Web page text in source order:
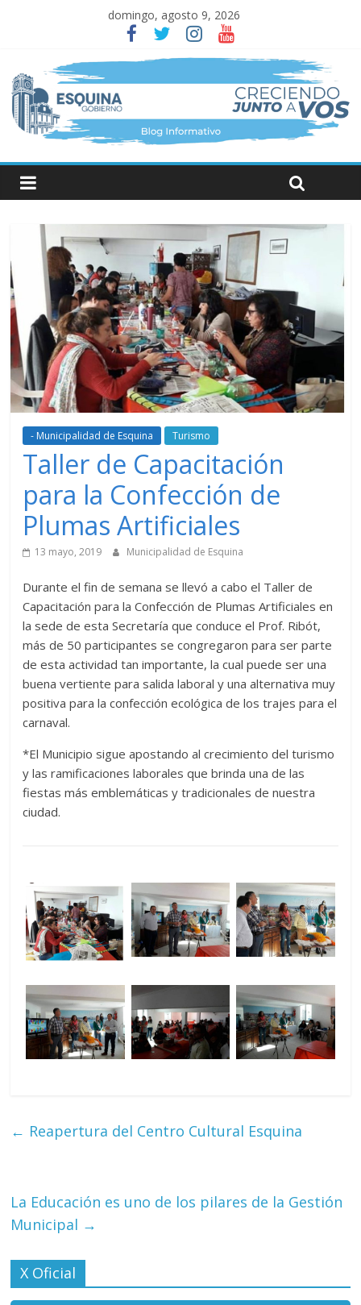
domingo, agosto 9, 2026
- Municipalidad de Esquina Turismo
Taller de Capacitación
para la Confección de
Plumas Artificiales
13 mayo, 2019 Municipalidad de Esquina
Durante el fin de semana se llevó a cabo el Taller de
Capacitación para la Confección de Plumas Artificiales en
la sede de esta Secretaría que conduce el Prof. Ribót,
más de 50 participantes se congregaron para ser parte
de esta actividad tan importante, la cual puede ser una
buena vertiente para salida laboral y una alternativa muy
positiva para la confección ecológica de los trajes para el
carnaval.
*El Municipio sigue apostando al crecimiento del turismo
y las ramificaciones laborales que brinda una de las
fiestas más emblemáticas y tradicionales de nuestra
ciudad.
← Reapertura del Centro Cultural Esquina
La Educación es uno de los pilares de la Gestión
Municipal →
X Oficial